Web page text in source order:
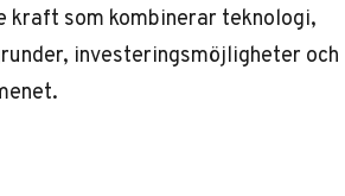
kraft som kombinerar teknologi,
investeringsmöjligheter och